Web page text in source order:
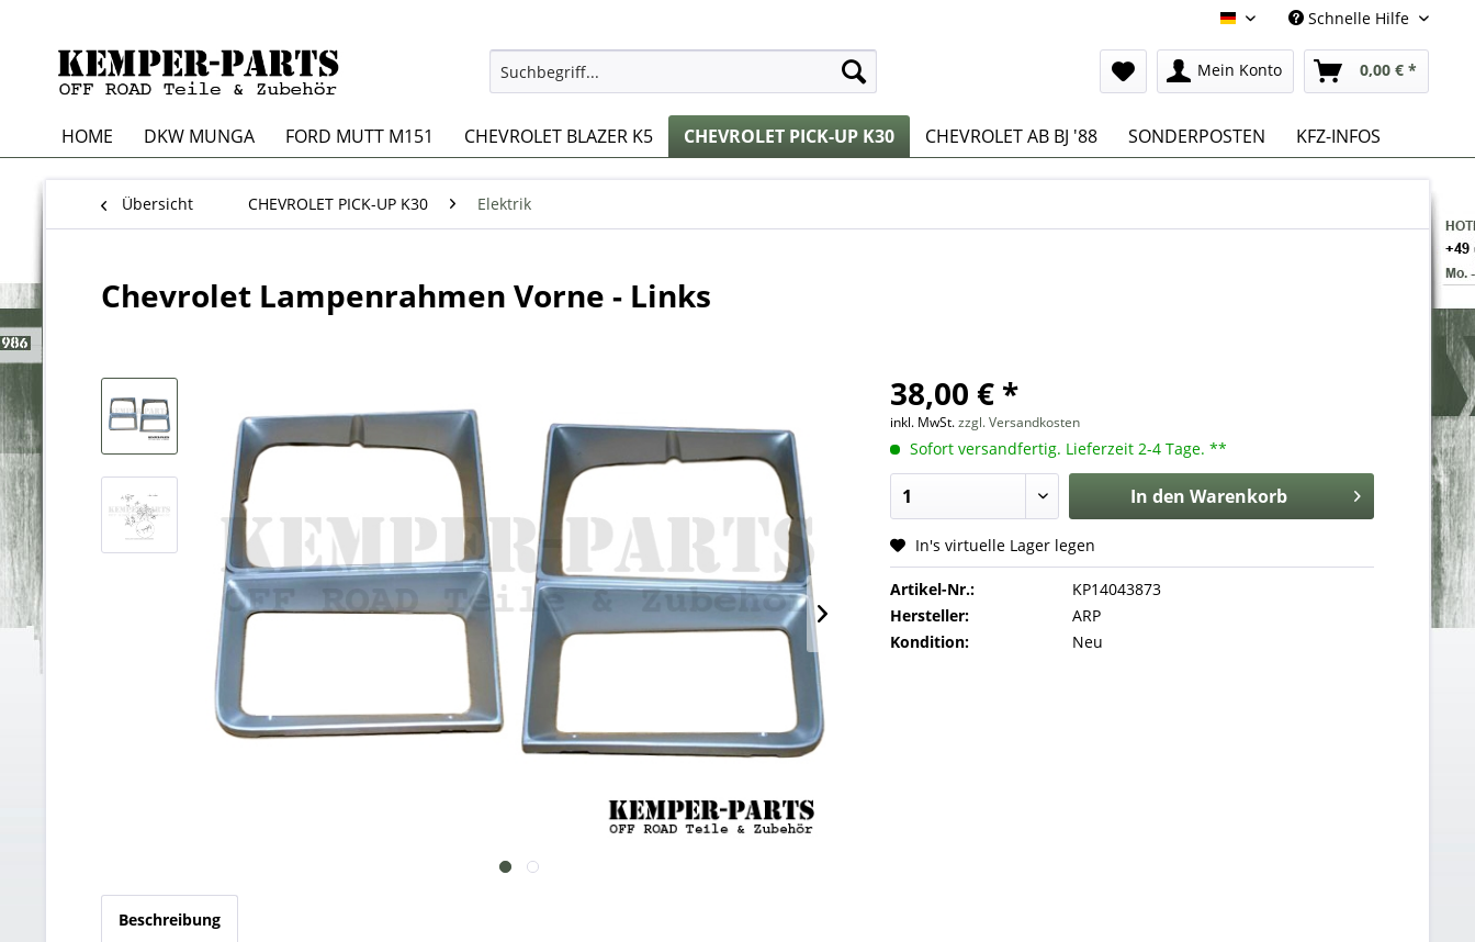
Deutsch Schnelle Hilfe
Mein Konto 0,00 € *
HOME DKW MUNGA FORD MUTT M151 CHEVROLET BLAZER K5 CHEVROLET PICK-UP K30 CHEVROLET AB BJ '88 SONDERPOSTEN KFZ-INFOS
Übersicht CHEVROLET PICK-UP K30 Elektrik
Chevrolet Lampenrahmen Vorne - Links
38,00 € *
inkl. MwSt.zzgl. Versandkosten
Sofort versandfertig. Lieferzeit 2-4 Tage. **
In den Warenkorb
In's virtuelle Lager legen
Artikel-Nr.:
KP14043873
Hersteller:
ARP
Kondition:
Neu
Beschreibung